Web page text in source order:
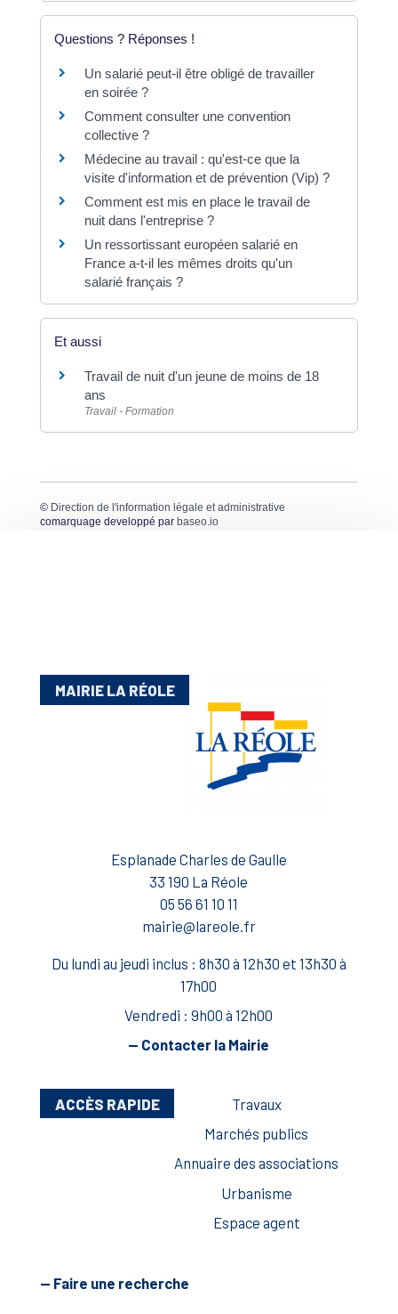
Questions ? Réponses !
Un salarié peut-il être obligé de travailler
en soirée ?
Comment consulter une convention
collective ?
Médecine au travail : qu'est-ce que la
visite d'information et de prévention (Vip) ?
Comment est mis en place le travail de
nuit dans l'entreprise ?
Un ressortissant européen salarié en
France a-t-il les mêmes droits qu'un
salarié français ?
Et aussi
Travail de nuit d'un jeune de moins de 18
ans
Travail - Formation
© Direction de l'information légale et administrative
comarquage developpé par baseo.io
MAIRIE LA RÉOLE
Esplanade Charles de Gaulle
33 190 La Réole
05 56 61 10 11
mairie@lareole.fr
Du lundi au jeudi inclus : 8h30 à 12h30 et 13h30 à
17h00
Vendredi : 9h00 à 12h00
— Contacter la Mairie
ACCÈS RAPIDE
Travaux
Marchés publics
Annuaire des associations
Urbanisme
Espace agent
— Faire une recherche